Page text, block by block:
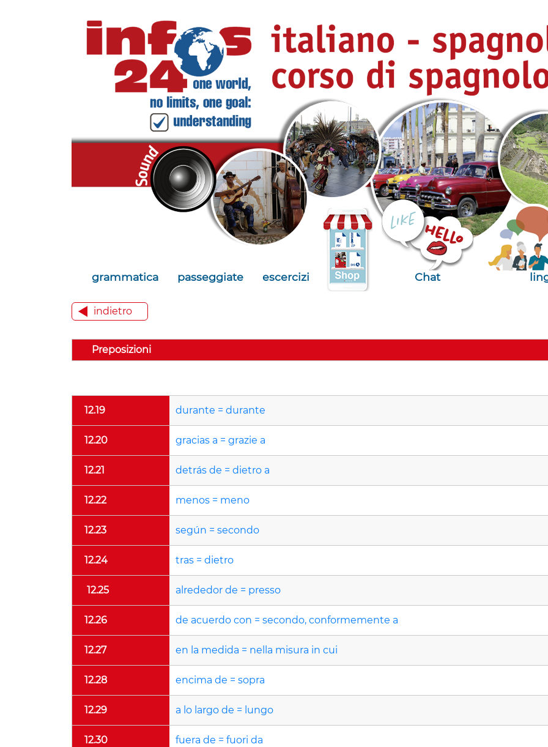
grammatica passeggiate escercizi Chat
indietro
Preposizioni
12.19 durante = durante
12.20 gracias a = grazie a
12.21 detrás de = dietro a
12.22 menos = meno
12.23 según = secondo
12.24 tras = dietro
12.25 alrededor de = presso
12.26 de acuerdo con = secondo, conformemente a
12.27 en la medida = nella misura in cui
12.28 encima de = sopra
12.29 a lo largo de = lungo
12.30 fuera de = fuori da